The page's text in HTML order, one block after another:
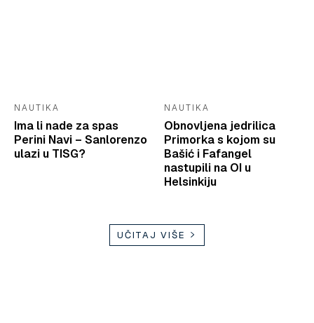
NAUTIKA
Ima li nade za spas
Perini Navi – Sanlorenzo
ulazi u TISG?
NAUTIKA
Obnovljena jedrilica
Primorka s kojom su
Bašić i Fafangel
nastupili na OI u
Helsinkiju
UČITAJ VIŠE